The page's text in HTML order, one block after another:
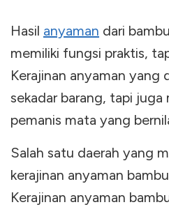
Hasil anyaman dari
memiliki fungsi praktis,
Kerajinan anyaman yang
sekadar barang, tapi juga
pemanis mata yang
Salah satu daerah yang
kerajinan anyaman
Kerajinan anyaman